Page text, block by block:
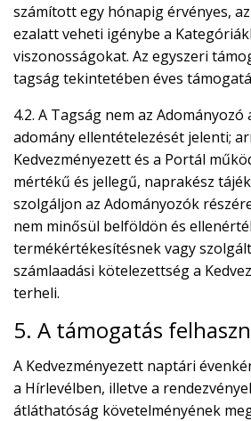
számított egy hónapig érvényes,
ezalatt veheti igénybe a
viszonosságokat. Az egyszeri
tagság tekintetében éves
4.2. A Tagság nem az
adomány ellentételezését jelenti;
Kedvezményezett és a Portál
mértékű és jellegű, naprakész
szolgáljon az Adományozók
nem minősül belföldön és
termékértékesítésnek vagy
számlaadási kötelezettség a
terheli.
5. A támogatás
A Kedvezményezett naptári
a Hírlevélben, illetve a
átláthatóság követelményének